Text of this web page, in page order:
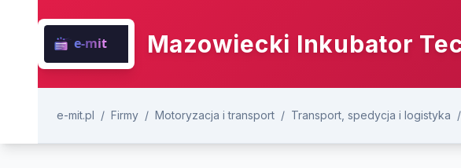
Mazowiecki Inkubator
e-mit.pl / Firmy / Motoryzacja i transport / Transport, spedycja i logistyka /